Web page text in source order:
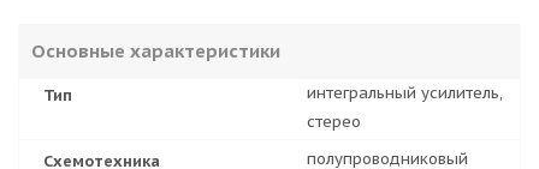
Основные характеристики
Тип
интегральный усилитель,
стерео
Схемотехника
полупроводниковый